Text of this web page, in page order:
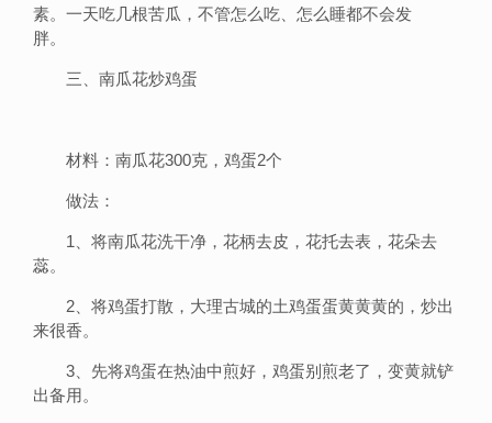
素。一天吃几根苦瓜，不管怎么吃、怎么睡都不会发
胖。
三、南瓜花炒鸡蛋
材料：南瓜花300克，鸡蛋2个
做法：
1、将南瓜花洗干净，花柄去皮，花托去表，花朵去
蕊。
2、将鸡蛋打散，大理古城的土鸡蛋蛋黄黄黄的，炒出
来很香。
3、先将鸡蛋在热油中煎好，鸡蛋别煎老了，变黄就铲
出备用。